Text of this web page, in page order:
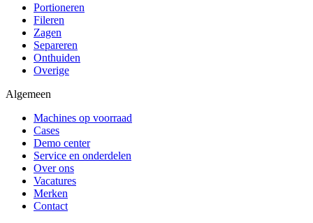
Portioneren
Fileren
Zagen
Separeren
Onthuiden
Overige
Algemeen
Machines op voorraad
Cases
Demo center
Service en onderdelen
Over ons
Vacatures
Merken
Contact